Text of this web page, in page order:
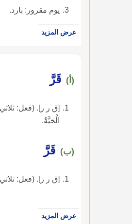
يوم مقرور: بارد.
عرض المزيد
(أ) قَرَّ
[ق ر ر]. (فعل:
الْحَيَّةُ.
(ب) قَرَّ
[ق ر ر]. (فعل:
عرض المزيد